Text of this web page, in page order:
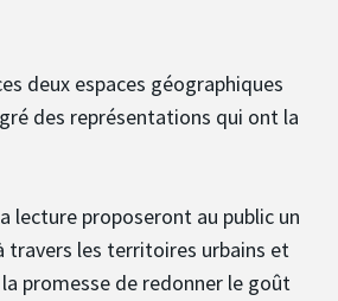
deux espaces géographiques
des représentations qui ont la
lecture proposeront au public un
travers les territoires urbains et
promesse de redonner le goût